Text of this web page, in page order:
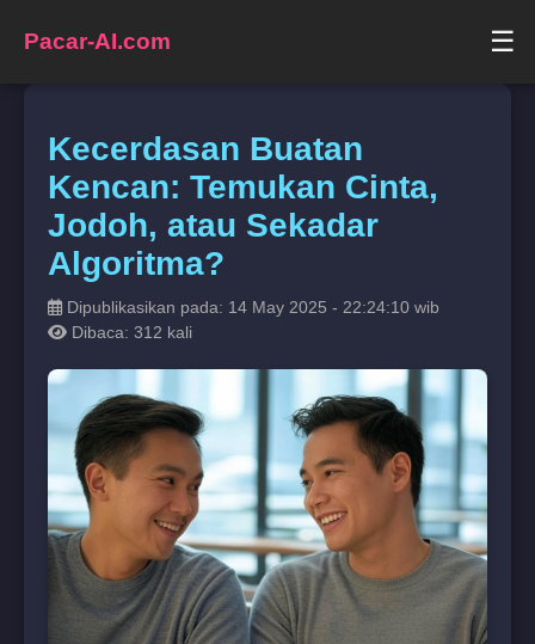
Pacar-AI.com ☰
Kecerdasan Buatan
Kencan: Temukan Cinta,
Jodoh, atau Sekadar
Algoritma?
Dipublikasikan pada: 14 May 2025 - 22:24:10 wib
Dibaca: 312 kali